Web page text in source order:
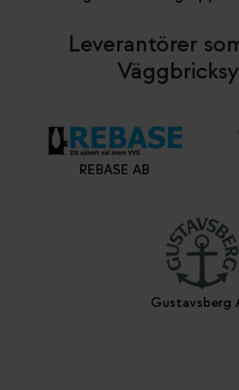
Leverantörer
REBASE AB
Gustavsberg